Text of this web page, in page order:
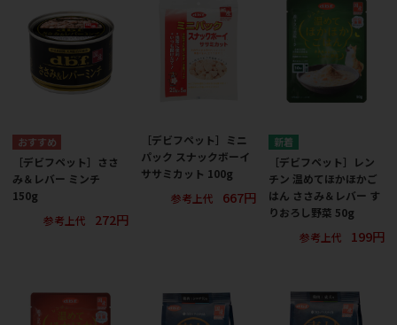
［デビフペット］ささ
み＆レバー ミンチ
150g
参考上代
272円
［デビフペット］ミニ
パック スナックボーイ
ササミカット 100g
参考上代
667円
［デビフペット］レン
チン 温めてほかほかご
はん ささみ＆レバー す
りおろし野菜 50g
参考上代
199円